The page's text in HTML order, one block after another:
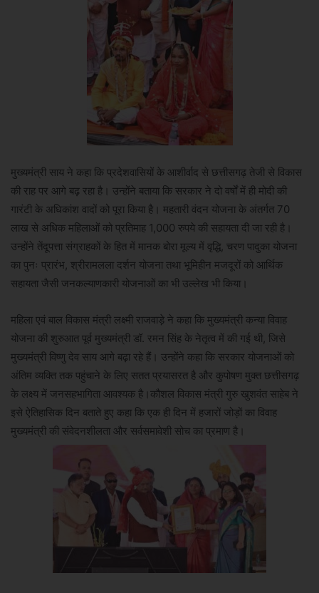
मुख्यमंत्री साय ने कहा कि प्रदेशवासियों के आशीर्वाद से छत्तीसगढ़ तेजी से विकास
की राह पर आगे बढ़ रहा है। उन्होंने बताया कि सरकार ने दो वर्षों में ही मोदी की
गारंटी के अधिकांश वादों को पूरा किया है। महतारी वंदन योजना के अंतर्गत 70
लाख से अधिक महिलाओं को प्रतिमाह 1,000 रुपये की सहायता दी जा रही है।
उन्होंने तेंदूपत्ता संग्राहकों के हित में मानक बोरा मूल्य में वृद्धि, चरण पादुका योजना
का पुनः प्रारंभ, श्रीरामलला दर्शन योजना तथा भूमिहीन मजदूरों को आर्थिक
सहायता जैसी जनकल्याणकारी योजनाओं का भी उल्लेख भी किया।
महिला एवं बाल विकास मंत्री लक्ष्मी राजवाड़े ने कहा कि मुख्यमंत्री कन्या विवाह
योजना की शुरुआत पूर्व मुख्यमंत्री डॉ. रमन सिंह के नेतृत्व में की गई थी, जिसे
मुख्यमंत्री विष्णु देव साय आगे बढ़ा रहे हैं। उन्होंने कहा कि सरकार योजनाओं को
अंतिम व्यक्ति तक पहुंचाने के लिए सतत प्रयासरत है और कुपोषण मुक्त छत्तीसगढ़
के लक्ष्य में जनसहभागिता आवश्यक है।कौशल विकास मंत्री गुरु खुशवंत साहेब ने
इसे ऐतिहासिक दिन बताते हुए कहा कि एक ही दिन में हजारों जोड़ों का विवाह
मुख्यमंत्री की संवेदनशीलता और सर्वसमावेशी सोच का प्रमाण है।